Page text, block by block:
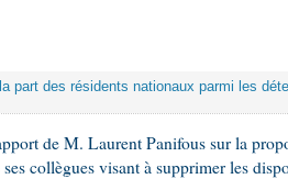
part des résidents nationaux parmi les
de M. Laurent Panifous sur la
collègues visant à supprimer les